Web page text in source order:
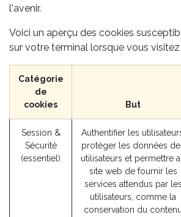
l'avenir.
Voici un aperçu des cookies
sur votre terminal lorsque vous
Catégorie
de
cookies
But
Session &
Sécurité
(essentiel)
Authentifier les
protéger les données
utilisateurs et permettre
site web de fournir les
services attendus par les
utilisateurs, comme la
conservation du contenu